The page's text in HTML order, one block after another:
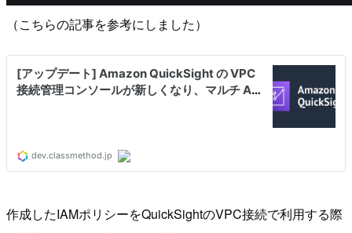
（こちらの記事を参考にしました）
作成したIAMポリシーをQuickSightのVPC接続で利用する際